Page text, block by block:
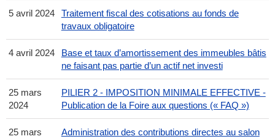
5 avril 2024
Traitement fiscal des cotisations au fonds de
travaux obligatoire
4 avril 2024
Base et taux d’amortissement des immeubles bâtis
ne faisant pas partie d’un actif net investi
25 mars
2024
PILIER 2 - IMPOSITION MINIMALE EFFECTIVE -
Publication de la Foire aux questions (« FAQ »)
25 mars
Administration des contributions directes au salon